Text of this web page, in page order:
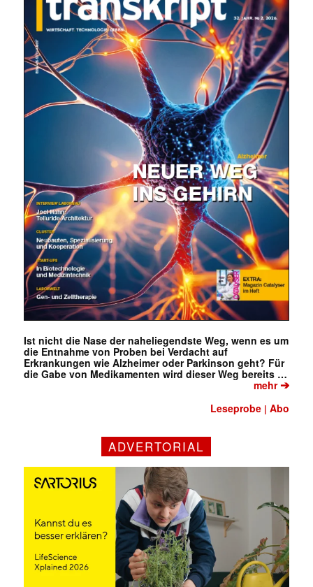
Ist nicht die Nase der naheliegendste Weg, wenn es um
die Entnahme von Proben bei Verdacht auf
Erkrankungen wie Alzheimer oder Parkinson geht? Für
die Gabe von Medikamenten wird dieser Weg bereits …
mehr➔
Leseprobe |Abo
ADVERTORIAL